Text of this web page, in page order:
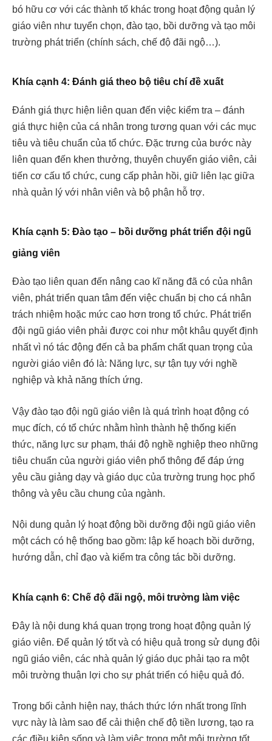
bó hữu cơ với các thành tố khác trong hoạt động quản lý
giáo viên như tuyển chọn, đào tạo, bồi dưỡng và tạo môi
trường phát triển (chính sách, chế độ đãi ngộ…).
Khía cạnh 4: Đánh giá theo bộ tiêu chí đề xuất
Đánh giá thực hiện liên quan đến việc kiểm tra – đánh
giá thực hiện của cá nhân trong tương quan với các mục
tiêu và tiêu chuẩn của tổ chức. Đặc trưng của bước này
liên quan đến khen thưởng, thuyên chuyển giáo viên, cải
tiến cơ cấu tổ chức, cung cấp phản hồi, giữ liên lạc giữa
nhà quản lý với nhân viên và bộ phận hỗ trợ.
Khía cạnh 5: Đào tạo – bồi dưỡng phát triển đội ngũ
giảng viên
Đào tạo liên quan đến nâng cao kĩ năng đã có của nhân
viên, phát triển quan tâm đến việc chuẩn bị cho cá nhân
trách nhiệm hoặc mức cao hơn trong tổ chức. Phát triển
đội ngũ giáo viên phải được coi như một khâu quyết định
nhất vì nó tác động đến cả ba phẩm chất quan trọng của
người giáo viên đó là: Năng lực, sự tận tụy với nghề
nghiệp và khả năng thích ứng.
Vậy đào tạo đội ngũ giáo viên là quá trình hoạt động có
mục đích, có tổ chức nhằm hình thành hệ thống kiến
thức, năng lực sư phạm, thái độ nghề nghiệp theo những
tiêu chuẩn của người giáo viên phổ thông để đáp ứng
yêu cầu giảng dạy và giáo dục của trường trung học phổ
thông và yêu cầu chung của ngành.
Nội dung quản lý hoạt động bồi dưỡng đội ngũ giáo viên
một cách có hệ thống bao gồm: lập kế hoạch bồi dưỡng,
hướng dẫn, chỉ đạo và kiểm tra công tác bồi dưỡng.
Khía cạnh 6: Chế độ đãi ngộ, môi trường làm việc
Đây là nội dung khá quan trọng trong hoạt động quản lý
giáo viên. Để quản lý tốt và có hiệu quả trong sử dụng đội
ngũ giáo viên, các nhà quản lý giáo dục phải tạo ra một
môi trường thuận lợi cho sự phát triển có hiệu quả đó.
Trong bối cảnh hiện nay, thách thức lớn nhất trong lĩnh
vực này là làm sao để cải thiện chế độ tiền lương, tạo ra
các điều kiện sống và làm việc trong một môi trường tốt